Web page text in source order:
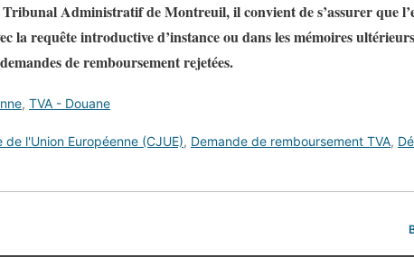
Tribunal Administratif de Montreuil, il convient de s’assurer que
la requête introductive d’instance ou dans les mémoires
de remboursement rejetées.
, TVA - Douane
l'Union Européenne (CJUE), Demande de remboursement TVA,